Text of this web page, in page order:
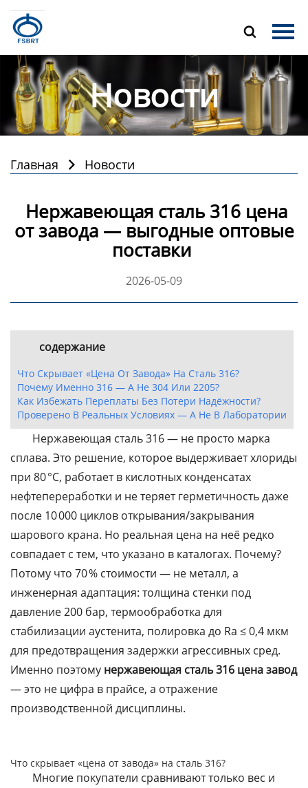

Главная
Продукция
О Нас
Новости
Новости
Главная  Новости
Нержавеющая сталь 316 цена
от завода — выгодные оптовые
поставки
2026-05-09
содержание
Что Скрывает «цена От Завода» На Сталь 316?
Почему Именно 316 — А Не 304 Или 2205?
Как Избежать Переплаты Без Потери Надёжности?
Проверено В Реальных Условиях — А Не В Лаборатории
Нержавеющая сталь 316 — не просто марка
сплава. Это решение, которое выдерживает хлориды
при 80 °C, работает в кислотных конденсатах
нефтепереработки и не теряет герметичность даже
после 10 000 циклов открывания/закрывания
шарового крана. Но реальная цена на неё редко
совпадает с тем, что указано в каталогах. Почему?
Потому что 70 % стоимости — не металл, а
инженерная адаптация: толщина стенки под
давление 200 бар, термообработка для
стабилизации аустенита, полировка до Ra ≤ 0,4 мкм
для предотвращения задержки агрессивных сред.
Именно поэтому нержавеющая сталь 316 цена завод
— это не цифра в прайсе, а отражение
производственной дисциплины.
Что скрывает «цена от завода» на сталь 316?
Многие покупатели сравнивают только вес и